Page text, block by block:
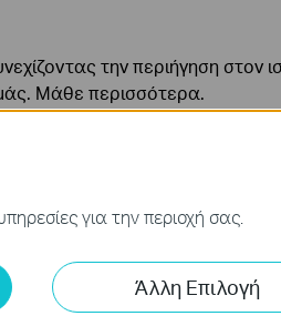
> Switches > Access
> WiFi > GPON
> Switches > Industrial
> Switches > Access
για την περιοχή σας.
Άλλη Επιλογή
την περιήγηση στον
Μάθε περισσότερα.
του ιστότοπου και δεν
να αναλύσουμε τις
τη λειτουργικότητα